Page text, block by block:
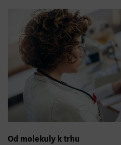
Od molekuly k trhu